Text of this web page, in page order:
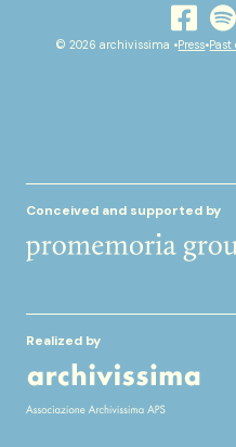
© 2026 archivissima •Press•Past
Conceived and supported by
Realized by